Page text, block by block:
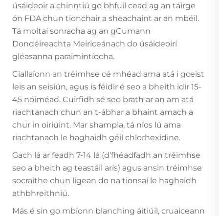
úsáideoir a chinntiú go bhfuil cead ag an táirge
ón FDA chun tionchair a sheachaint ar an mbéil.
Tá moltaí sonracha ag an gCumann
Dondéireachta Meiriceánach do úsáideoirí
gléasanna paraimintíocha.
Ciallaíonn an tréimhse cé mhéad ama atá i gceist
leis an seisiún, agus is féidir é seo a bheith idir 15-
45 nóiméad. Cuirfidh sé seo brath ar an am atá
riachtanach chun an t-ábhar a bhaint amach a
chur in oiriúint. Mar shampla, tá níos lú ama
riachtanach le haghaidh géil chlorhexidine.
Gach lá ar feadh 7-14 lá (d’fhéadfadh an tréimhse
seo a bheith ag teastáil arís) agus ansin tréimhse
socraithe chun ligean do na tionsaí le haghaidh
athbhreithniú.
Más é sin go mbíonn blanching áitiúil, cruaiceann